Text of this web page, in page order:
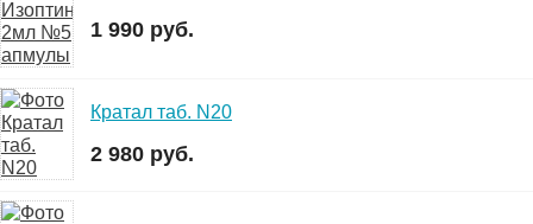
1 990 руб.
Кратал таб. N20
2 980 руб.